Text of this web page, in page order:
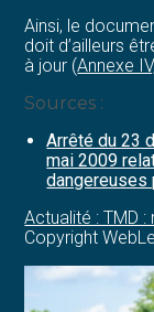
Ainsi, le
doit d’ailleurs
à jour (Annexe
Sources :
Arrêté du 23
mai 2009
dangereuses
Actualité : TMD
Copyright